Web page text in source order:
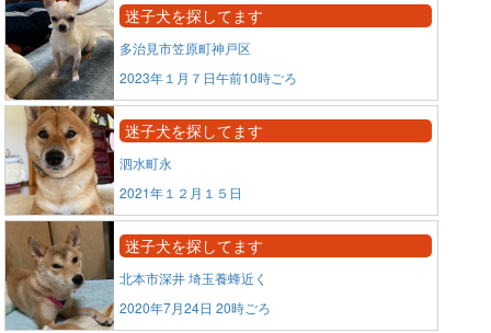
迷子犬を探してます
多治見市笠原町神戸区
2023年１月７日午前10時ごろ
迷子犬を探してます
泗水町永
2021年１２月１５日
迷子犬を探してます
北本市深井 埼玉養蜂近く
2020年7月24日 20時ごろ